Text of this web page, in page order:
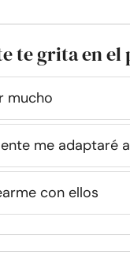
te grita en el
mucho
me adaptaré
con ellos